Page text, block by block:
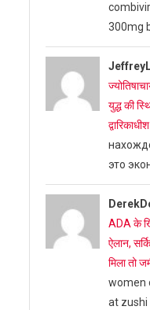
300mg
युद्ध की
это
ADA के
ऐलान,
मिला तो
women
at zushi